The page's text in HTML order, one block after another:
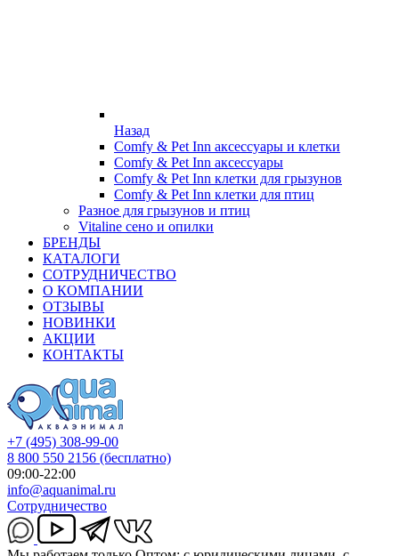
Назад
Comfy & Pet Inn аксессуары и клетки
Comfy & Pet Inn аксессуары
Comfy & Pet Inn клетки для грызунов
Comfy & Pet Inn клетки для птиц
Разное для грызунов и птиц
Vitaline сено и опилки
БРЕНДЫ
КАТАЛОГИ
СОТРУДНИЧЕСТВО
О КОМПАНИИ
ОТЗЫВЫ
НОВИНКИ
АКЦИИ
КОНТАКТЫ
+7 (495) 308-99-00
8 800 550 2156 (бесплатно)
09:00-22:00
info@aquanimal.ru
Сотрудничество